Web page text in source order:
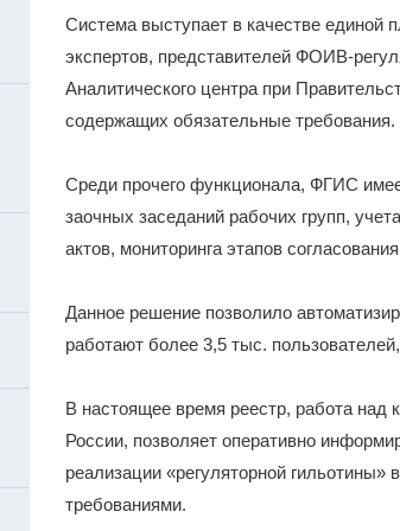
Система выступает в качестве единой
экспертов, представителей ФОИВ-
Аналитического центра при
содержащих обязательные требования.
Среди прочего функционала, ФГИС
заочных заседаний рабочих групп,
актов, мониторинга этапов
Данное решение позволило
работают более 3,5 тыс.
В настоящее время реестр, работа над
России, позволяет оперативно
реализации «регуляторной
требованиями.